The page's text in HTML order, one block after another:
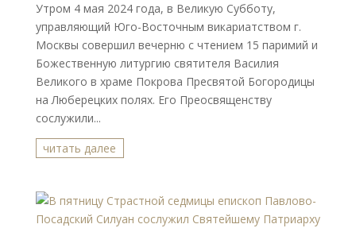
Утром 4 мая 2024 года, в Великую Субботу,
управляющий Юго-Восточным викариатством г.
Москвы совершил вечерню с чтением 15 паримий и
Божественную литургию святителя Василия
Великого в храме Покрова Пресвятой Богородицы
на Люберецких полях. Его Преосвященству
сослужили...
читать далее